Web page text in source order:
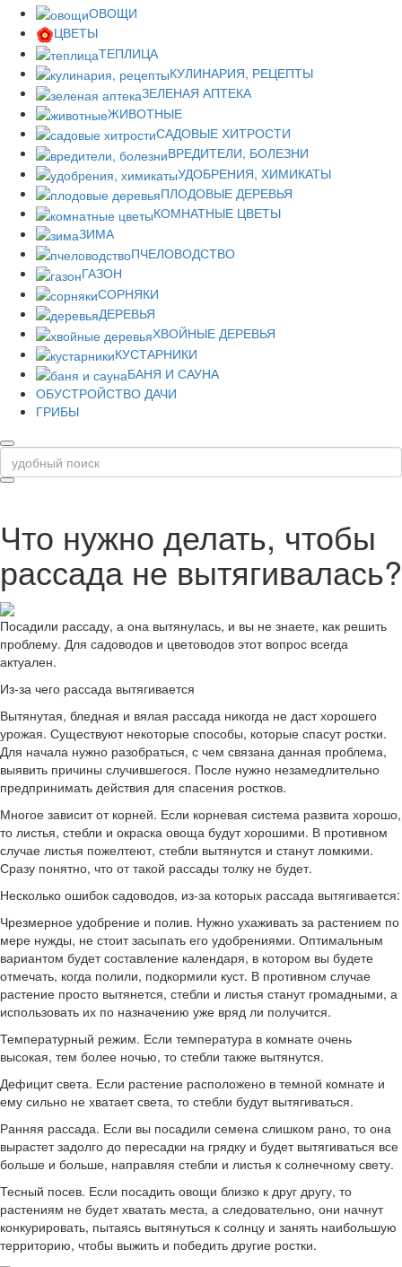
ОВОЩИ
ЦВЕТЫ
ТЕПЛИЦА
КУЛИНАРИЯ, РЕЦЕПТЫ
ЗЕЛЕНАЯ АПТЕКА
ЖИВОТНЫЕ
САДОВЫЕ ХИТРОСТИ
ВРЕДИТЕЛИ, БОЛЕЗНИ
УДОБРЕНИЯ, ХИМИКАТЫ
ПЛОДОВЫЕ ДЕРЕВЬЯ
КОМНАТНЫЕ ЦВЕТЫ
ЗИМА
ПЧЕЛОВОДСТВО
ГАЗОН
СОРНЯКИ
ДЕРЕВЬЯ
ХВОЙНЫЕ ДЕРЕВЬЯ
КУСТАРНИКИ
БАНЯ И САУНА
ОБУСТРОЙСТВО ДАЧИ
ГРИБЫ
Что нужно делать, чтобы
рассада не вытягивалась?
Посадили рассаду, а она вытянулась, и вы не знаете, как решить
проблему. Для садоводов и цветоводов этот вопрос всегда
актуален.
Из-за чего рассада вытягивается
Вытянутая, бледная и вялая рассада никогда не даст хорошего
урожая. Существуют некоторые способы, которые спасут ростки.
Для начала нужно разобраться, с чем связана данная проблема,
выявить причины случившегося. После нужно незамедлительно
предпринимать действия для спасения ростков.
Многое зависит от корней. Если корневая система развита хорошо,
то листья, стебли и окраска овоща будут хорошими. В противном
случае листья пожелтеют, стебли вытянутся и станут ломкими.
Сразу понятно, что от такой рассады толку не будет.
Несколько ошибок садоводов, из-за которых рассада вытягивается:
Чрезмерное удобрение и полив. Нужно ухаживать за растением по
мере нужды, не стоит засыпать его удобрениями. Оптимальным
вариантом будет составление календаря, в котором вы будете
отмечать, когда полили, подкормили куст. В противном случае
растение просто вытянется, стебли и листья станут громадными, а
использовать их по назначению уже вряд ли получится.
Температурный режим. Если температура в комнате очень
высокая, тем более ночью, то стебли также вытянутся.
Дефицит света. Если растение расположено в темной комнате и
ему сильно не хватает света, то стебли будут вытягиваться.
Ранняя рассада. Если вы посадили семена слишком рано, то она
вырастет задолго до пересадки на грядку и будет вытягиваться все
больше и больше, направляя стебли и листья к солнечному свету.
Тесный посев. Если посадить овощи близко к друг другу, то
растениям не будет хватать места, а следовательно, они начнут
конкурировать, пытаясь вытянуться к солнцу и занять наибольшую
территорию, чтобы выжить и победить другие ростки.